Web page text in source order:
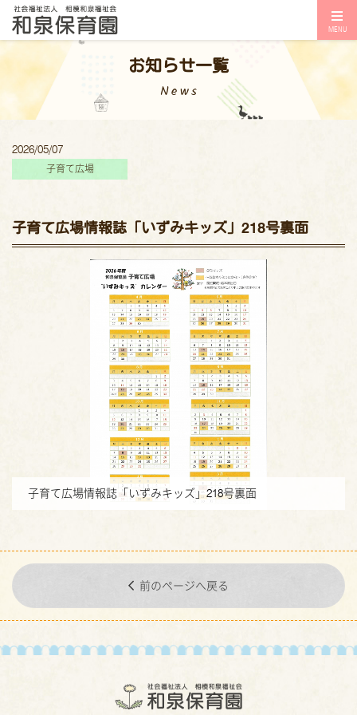
MENU
お知らせ一覧
News
2026/05/07
子育て広場
子育て広場情報誌「いずみキッズ」218号裏面
子育て広場情報誌「いずみキッズ」218号裏面
前のページへ戻る